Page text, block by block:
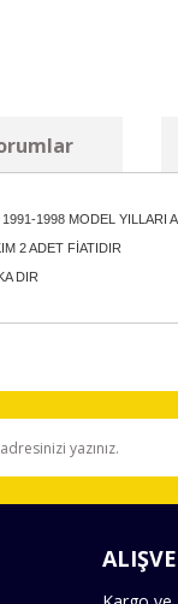
1998 MODEL YILLARI
2 ADET FİATIDIR
DIR